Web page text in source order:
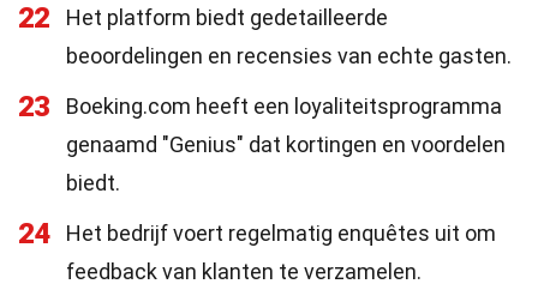
22
Het platform biedt gedetailleerde
beoordelingen en recensies van echte gasten.
23
Boeking.com heeft een loyaliteitsprogramma
genaamd "Genius" dat kortingen en voordelen
biedt.
24
Het bedrijf voert regelmatig enquêtes uit om
feedback van klanten te verzamelen.